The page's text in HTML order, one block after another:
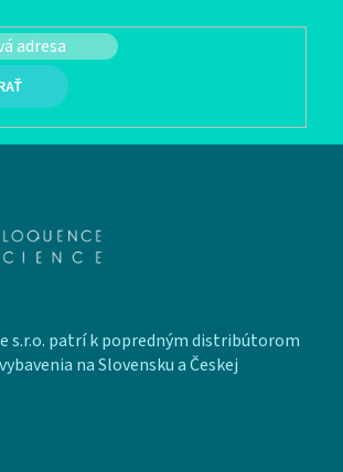
PRIHLÁSIŤ SA
s.r.o. patrí k popredným distribútorom
na Slovensku a Českej